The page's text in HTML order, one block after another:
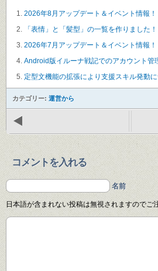
2026年8月アップデート＆イベント情報！
「表情」と「髪型」の一覧を作りました
2026年7月アップデート＆イベント情報！
Android版イルーナ戦記でのアカウント管
定型文機能の拡張により支援スキル発動
カテゴリー: 運営から
コメントを入れる
名前
日本語が含まれない投稿は無視されますのでご